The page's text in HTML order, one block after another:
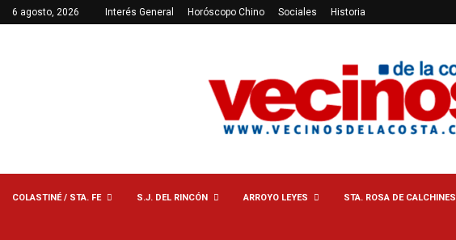
6 agosto, 2026 Interés General Horóscopo Chino Sociales Historia
COLASTINÉ / STA. FE S.J. DEL RINCÓN ARROYO LEYES STA. ROSA DE CALCHINES